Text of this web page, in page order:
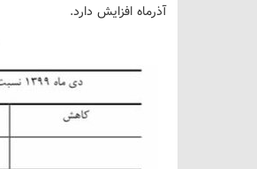
آذرماه افزایش دارد.